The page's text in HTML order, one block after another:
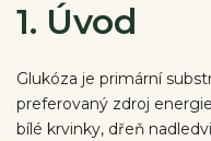
1. Úvod
Glukóza je primární
preferovaný zdroj
bílé krvinky, dřeň